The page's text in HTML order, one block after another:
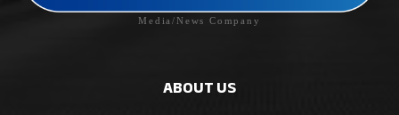
Media/News Company
ABOUT US